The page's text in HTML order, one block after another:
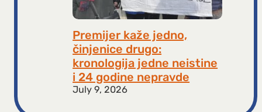
Premijer kaže jedno,
činjenice drugo:
kronologija jedne neistine
i 24 godine nepravde
July 9, 2026